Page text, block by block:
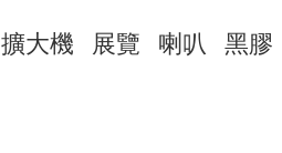
擴大機 展覽 喇叭 黑膠